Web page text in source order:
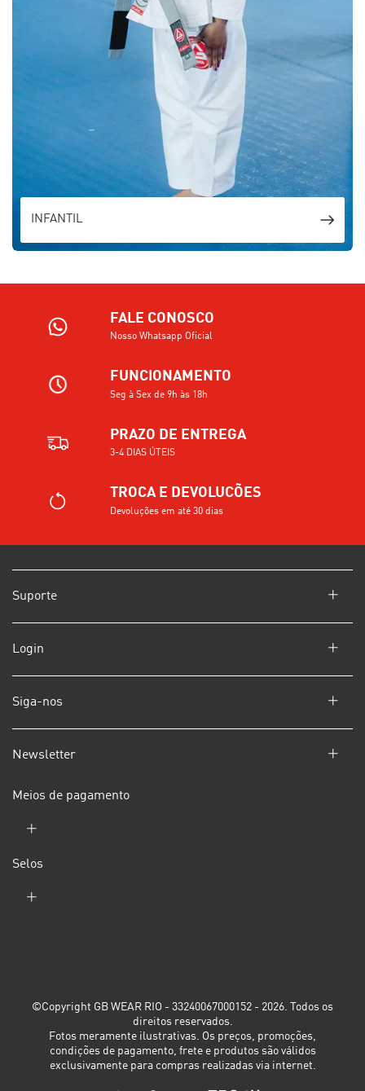
INFANTIL
FALE CONOSCO
Nosso Whatsapp Oficial
FUNCIONAMENTO
Seg à Sex de 9h às 18h
PRAZO DE ENTREGA
3-4 DIAS ÚTEIS
TROCA E DEVOLUCÕES
Devoluções em até 30 dias
Suporte
Login
Siga-nos
Newsletter
Meios de pagamento
Selos
©Copyright GB WEAR RIO - 33240067000152 - 2026. Todos os
direitos reservados.
Fotos meramente ilustrativas. Os preços, promoções,
condições de pagamento, frete e produtos são válidos
exclusivamente para compras realizadas via internet.